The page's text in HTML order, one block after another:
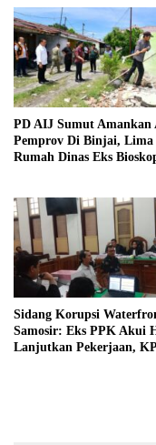
PD AIJ Sumut Amankan
Pemprov Di Binjai, Lima
Rumah Dinas Eks
Sidang Korupsi
Samosir: Eks PPK Akui
Lanjutkan Pekerjaan,